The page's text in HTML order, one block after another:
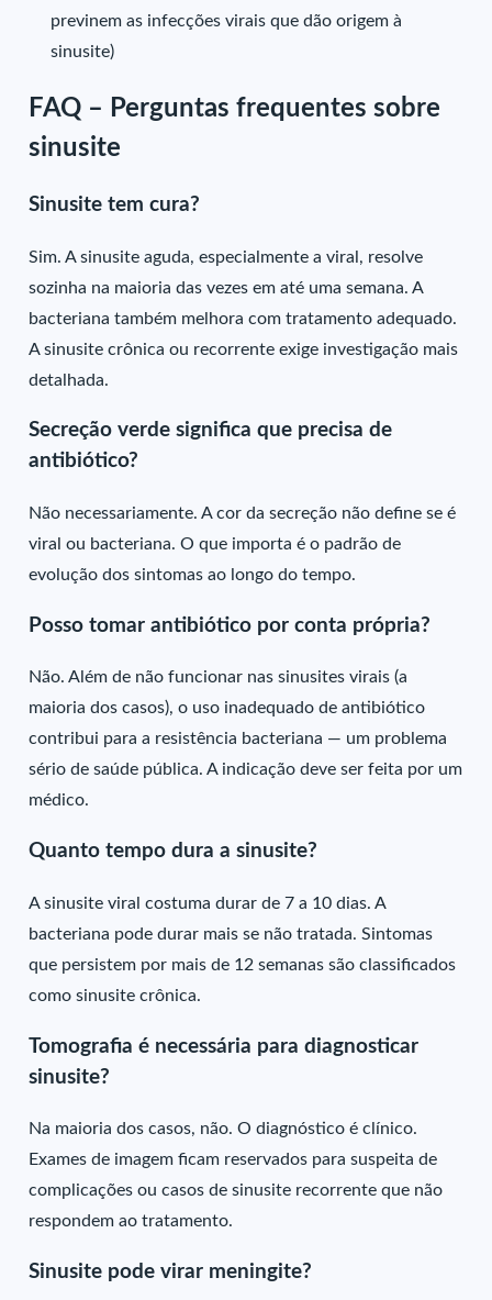
previnem as infecções virais que dão origem à
sinusite)
FAQ – Perguntas frequentes sobre
sinusite
Sinusite tem cura?
Sim. A sinusite aguda, especialmente a viral, resolve
sozinha na maioria das vezes em até uma semana. A
bacteriana também melhora com tratamento adequado.
A sinusite crônica ou recorrente exige investigação mais
detalhada.
Secreção verde significa que precisa de
antibiótico?
Não necessariamente. A cor da secreção não define se é
viral ou bacteriana. O que importa é o padrão de
evolução dos sintomas ao longo do tempo.
Posso tomar antibiótico por conta própria?
Não. Além de não funcionar nas sinusites virais (a
maioria dos casos), o uso inadequado de antibiótico
contribui para a resistência bacteriana — um problema
sério de saúde pública. A indicação deve ser feita por um
médico.
Quanto tempo dura a sinusite?
A sinusite viral costuma durar de 7 a 10 dias. A
bacteriana pode durar mais se não tratada. Sintomas
que persistem por mais de 12 semanas são classificados
como sinusite crônica.
Tomografia é necessária para diagnosticar
sinusite?
Na maioria dos casos, não. O diagnóstico é clínico.
Exames de imagem ficam reservados para suspeita de
complicações ou casos de sinusite recorrente que não
respondem ao tratamento.
Sinusite pode virar meningite?